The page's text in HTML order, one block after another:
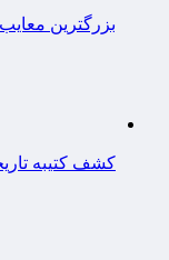
بزرگترین
کشف کتیبه